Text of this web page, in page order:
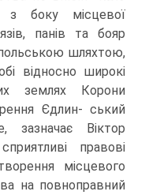
з боку місцевої
панів та бояр
польською шляхтою,
відносно широкі
землях Корони
Єдлин- ський
Віктор
правові
місцевого
на повноправ­ний